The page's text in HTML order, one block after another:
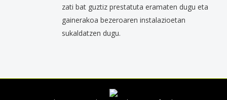
zati bat guztiz prestatuta eramaten dugu eta
gainerakoa bezeroaren instalazioetan
sukaldatzen dugu.